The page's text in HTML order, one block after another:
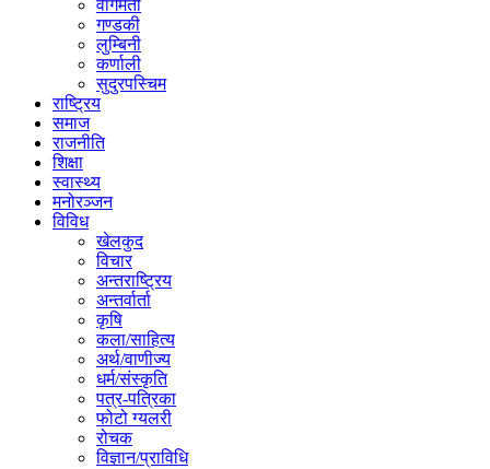
वागमती
गण्डकी
लुम्बिनी
कर्णाली
सुदुरपस्चिम
राष्ट्रिय
समाज
राजनीति
शिक्षा
स्वास्थ्य
मनोरञ्जन
विविध
खेलकुद
विचार
अन्तराष्ट्रिय
अन्तर्वार्ता
कृषि
कला/साहित्य
अर्थ/वाणीज्य
धर्म/संस्कृति
पत्र-पत्रिका
फोटो ग्यलरी
रोचक
विज्ञान/प्राविधि